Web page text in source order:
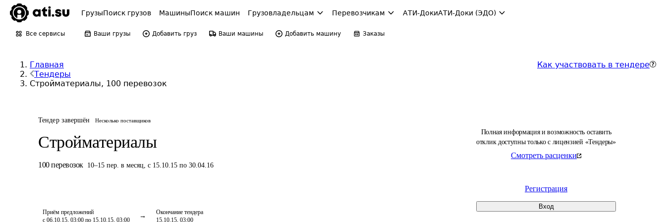
ГрузыПоиск грузов МашиныПоиск машин Грузовладельцам Перевозчикам АТИ-ДокиАТИ-Доки (ЭДО)
Все сервисы Ваши грузы Добавить груз Ваши машины Добавить машину Заказы
Главная
Тендеры
Стройматериалы, 100 перевозок
Как участвовать в тендере
Тендер завершён Несколько поставщиков
Стройматериалы
100 перевозок 10–15 пер. в месяц, с 15.10.15 по 30.04.16
Приём предложений
с 06.10.15, 03:00 по 15.10.15, 03:00
Окончание тендера
15.10.15, 03:00
Полная информация и возможность оставить
отклик доступны только с лицензией «Тендеры»
Смотреть расценки
Регистрация
Вход